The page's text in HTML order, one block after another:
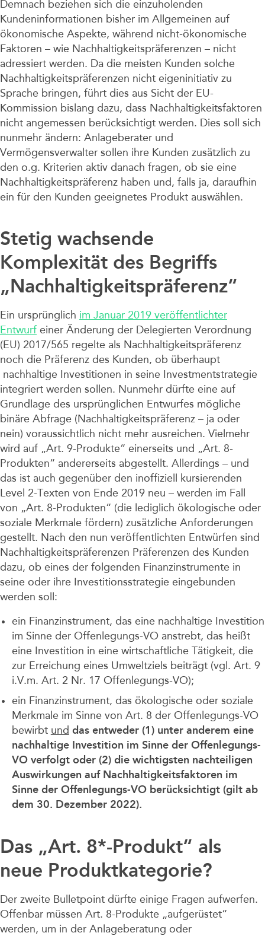
Demnach beziehen sich die einzuholenden
Kundeninformationen bisher im Allgemeinen auf
ökonomische Aspekte, während nicht-ökonomische
Faktoren – wie Nachhaltigkeitspräferenzen – nicht
adressiert werden. Da die meisten Kunden solche
Nachhaltigkeitspräferenzen nicht eigeninitiativ zu
Sprache bringen, führt dies aus Sicht der EU-
Kommission bislang dazu, dass Nachhaltigkeitsfaktoren
nicht angemessen berücksichtigt werden. Dies soll sich
nunmehr ändern: Anlageberater und
Vermögensverwalter sollen ihre Kunden zusätzlich zu
den o.g. Kriterien aktiv danach fragen, ob sie eine
Nachhaltigkeitspräferenz haben und, falls ja, daraufhin
ein für den Kunden geeignetes Produkt auswählen.
Stetig wachsende
Komplexität des Begriffs
„Nachhaltigkeitspräferenz“
Ein ursprünglich im Januar 2019 veröffentlichter
Entwurf einer Änderung der Delegierten Verordnung
(EU) 2017/565 regelte als Nachhaltigkeitspräferenz
noch die Präferenz des Kunden, ob überhaupt
nachhaltige Investitionen in seine Investmentstrategie
integriert werden sollen. Nunmehr dürfte eine auf
Grundlage des ursprünglichen Entwurfes mögliche
binäre Abfrage (Nachhaltigkeitspräferenz – ja oder
nein) voraussichtlich nicht mehr ausreichen. Vielmehr
wird auf „Art. 9-Produkte“ einerseits und „Art. 8-
Produkten“ andererseits abgestellt. Allerdings – und
das ist auch gegenüber den inoffiziell kursierenden
Level 2-Texten von Ende 2019 neu – werden im Fall
von „Art. 8-Produkten“ (die lediglich ökologische oder
soziale Merkmale fördern) zusätzliche Anforderungen
gestellt. Nach den nun veröffentlichten Entwürfen sind
Nachhaltigkeitspräferenzen Präferenzen des Kunden
dazu, ob eines der folgenden Finanzinstrumente in
seine oder ihre Investitionsstrategie eingebunden
werden soll:
ein Finanzinstrument, das eine nachhaltige Investition
im Sinne der Offenlegungs-VOanstrebt, das heißt
eine Investition in eine wirtschaftliche Tätigkeit, die
zur Erreichung eines Umweltziels beiträgt (vgl. Art. 9
i.V.m. Art. 2 Nr. 17 Offenlegungs-VO);
ein Finanzinstrument, das ökologische oder soziale
Merkmale im Sinne von Art. 8 der Offenlegungs-VO
bewirbt und das entweder (1) unter anderem eine
nachhaltige Investition im Sinne der Offenlegungs-
VO verfolgt oder (2) die wichtigsten nachteiligen
Auswirkungen auf Nachhaltigkeitsfaktoren im
Sinne der Offenlegungs-VO berücksichtigt (gilt ab
dem 30. Dezember 2022).
Das „Art. 8*-Produkt“ als
neue Produktkategorie?
Der zweite Bulletpoint dürfte einige Fragen aufwerfen.
Offenbar müssen Art. 8-Produkte „aufgerüstet“
werden, um in der Anlageberatung oder